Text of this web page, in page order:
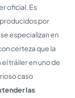
oficial. Es
por
especializan en
certeza que la
tráiler en uno de
caso
las